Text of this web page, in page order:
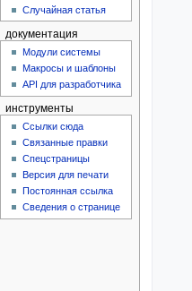
Случайная статья
документация
Модули системы
Макросы и шаблоны
API для разработчика
инструменты
Ссылки сюда
Связанные правки
Спецстраницы
Версия для печати
Постоянная ссылка
Сведения о странице